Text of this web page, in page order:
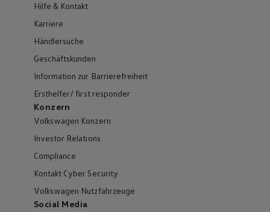
Hilfe & Kontakt
Karriere
Händlersuche
Geschäftskunden
Information zur Barrierefreiheit
Ersthelfer/ first responder
Konzern
Volkswagen Konzern
Investor Relations
Compliance
Kontakt Cyber Security
Volkswagen Nutzfahrzeuge
Social Media